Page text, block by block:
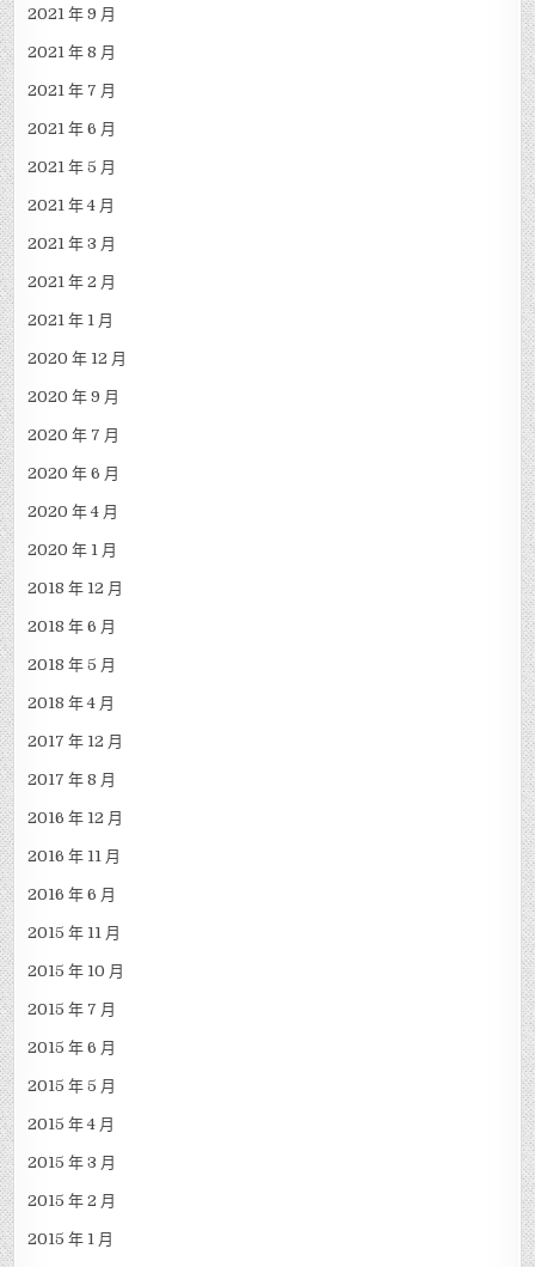
2021 年 9 月
2021 年 8 月
2021 年 7 月
2021 年 6 月
2021 年 5 月
2021 年 4 月
2021 年 3 月
2021 年 2 月
2021 年 1 月
2020 年 12 月
2020 年 9 月
2020 年 7 月
2020 年 6 月
2020 年 4 月
2020 年 1 月
2018 年 12 月
2018 年 6 月
2018 年 5 月
2018 年 4 月
2017 年 12 月
2017 年 8 月
2016 年 12 月
2016 年 11 月
2016 年 6 月
2015 年 11 月
2015 年 10 月
2015 年 7 月
2015 年 6 月
2015 年 5 月
2015 年 4 月
2015 年 3 月
2015 年 2 月
2015 年 1 月